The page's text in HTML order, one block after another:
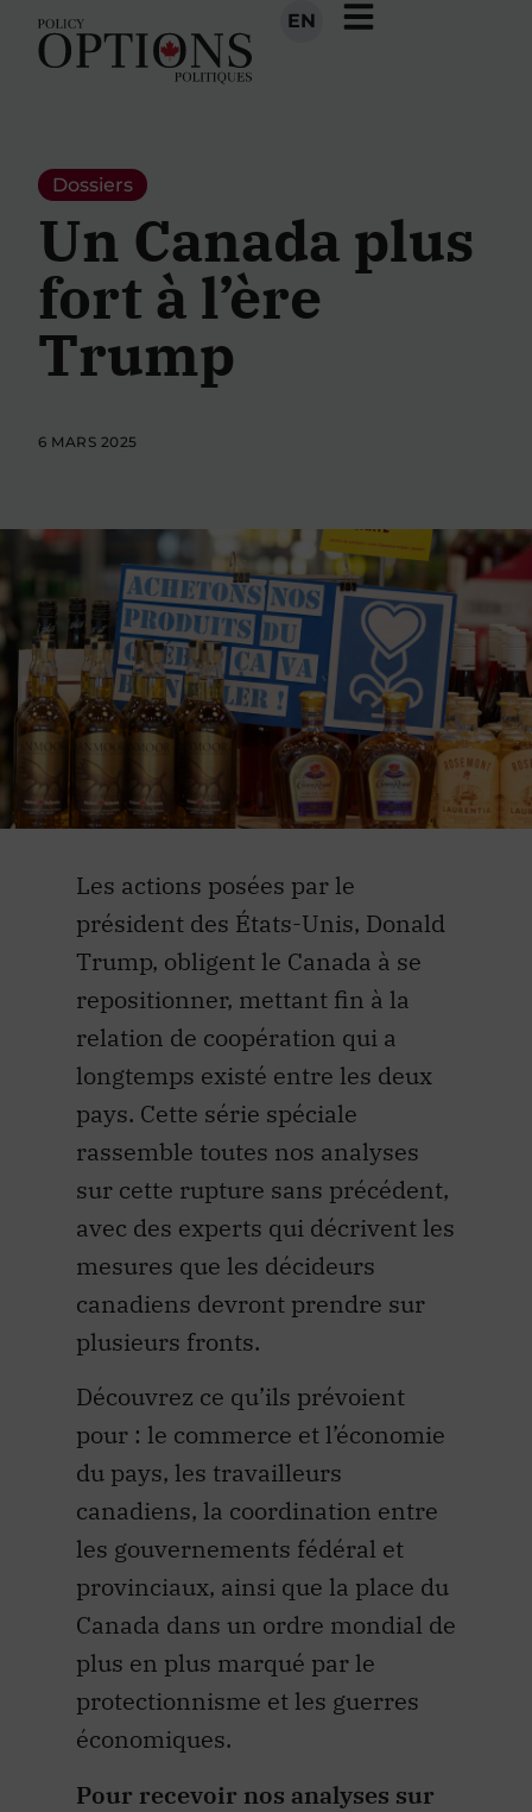
EN
Dossiers
Un Canada plus
fort à l’ère
Trump
6 MARS 2025
Les actions posées par le
président des États-Unis, Donald
Trump, obligent le Canada à se
repositionner, mettant fin à la
relation de coopération qui a
longtemps existé entre les deux
pays. Cette série spéciale
rassemble toutes nos analyses
sur cette rupture sans précédent,
avec des experts qui décrivent les
mesures que les décideurs
canadiens devront prendre sur
plusieurs fronts.
Découvrez ce qu’ils prévoient
pour : le commerce et l’économie
du pays, les travailleurs
canadiens, la coordination entre
les gouvernements fédéral et
provinciaux, ainsi que la place du
Canada dans un ordre mondial de
plus en plus marqué par le
protectionnisme et les guerres
économiques.
Pour recevoir nos analyses sur